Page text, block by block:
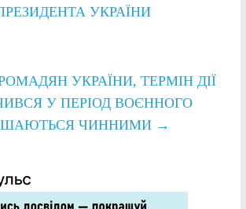
УКРАЇНИ
УКРАЇНИ, ТЕРМІН ДІЇ
У ПЕРІОД ВОЄННОГО
ЧИННИМИ →